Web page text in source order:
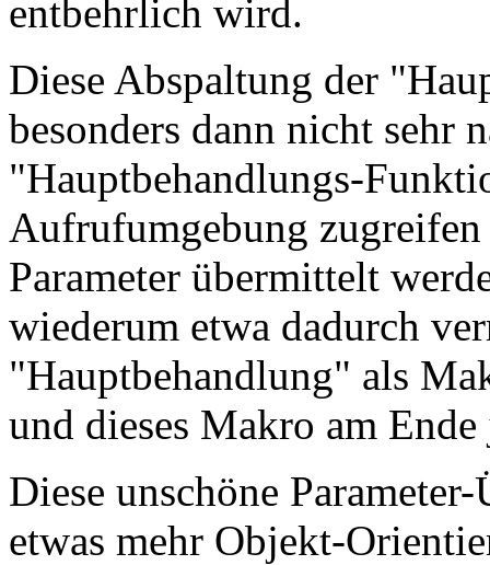
entbehrlich wird.
Diese Abspaltung der
besonders dann nicht sehr
"Hauptbehandlungs-
Aufrufumgebung zugreifen
Parameter übermittelt
wiederum etwa dadurch
"Hauptbehandlung" als
und dieses Makro am
Diese unschöne
etwas mehr Objekt-